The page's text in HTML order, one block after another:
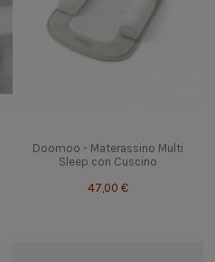
Doomoo - Materassino Multi
Sleep con Cuscino
47,00 €